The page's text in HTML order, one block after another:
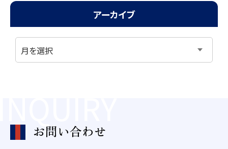
アーカイブ
お問い合わせ